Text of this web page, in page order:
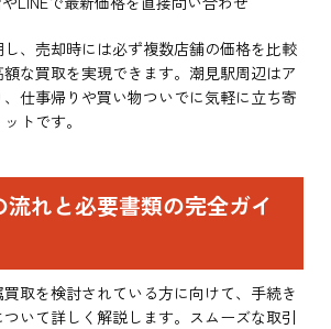
、売却時には必ず複数店舗の価格を比較
な買取を実現できます。潮見駅周辺はア
仕事帰りや買い物ついでに気軽に立ち寄
トです。
れと必要書類の完全ガイ
取を検討されている方に向けて、手続き
いて詳しく解説します。スムーズな取引